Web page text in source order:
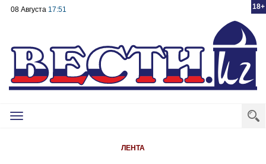
18+
08 Августа 17:51
Toggle
ЛЕНТА